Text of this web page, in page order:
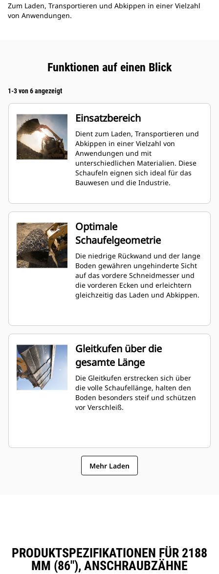
Zum Laden, Transportieren und Abkippen in einer Vielzahl
von Anwendungen.
Funktionen auf einen Blick
1-3 von 6 angezeigt
Einsatzbereich
Dient zum Laden, Transportieren und
Abkippen in einer Vielzahl von
Anwendungen und mit
unterschiedlichen Materialien. Diese
Schaufeln eignen sich ideal für das
Bauwesen und die Industrie.
Optimale
Schaufelgeometrie
Die niedrige Rückwand und der lange
Boden gewähren ungehinderte Sicht
auf das vordere Schneidmesser und
die vorderen Ecken und erleichtern
gleichzeitig das Laden und Abkippen.
Gleitkufen über die
gesamte Länge
Die Gleitkufen erstrecken sich über
die volle Schaufellänge, halten den
Boden besonders steif und schützen
vor Verschleiß.
Mehr Laden
PRODUKTSPEZIFIKATIONEN FÜR 2188
MM (86"), ANSCHRAUBZÄHNE